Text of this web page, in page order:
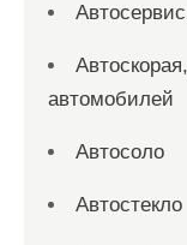
автомобилей
Автосоло
Автостекло